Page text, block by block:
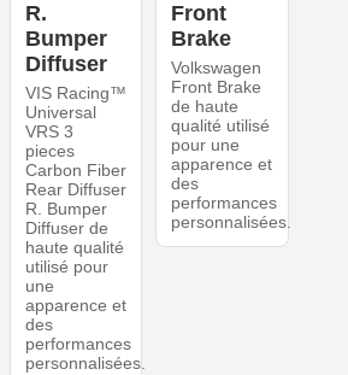
R.
Bumper
Diffuser
VIS Racing™
Universal
VRS 3
pieces
Carbon Fiber
Rear Diffuser
R. Bumper
Diffuser de
haute qualité
utilisé pour
une
apparence et
des
performances
personnalisées.
Front
Brake
Volkswagen
Front Brake
de haute
qualité utilisé
pour une
apparence et
des
performances
personnalisées.